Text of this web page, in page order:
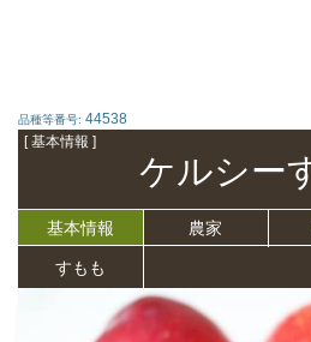
品種等番号: 44538
[ 基本情報 ]
ケルシー
基本情報 農家
すもも